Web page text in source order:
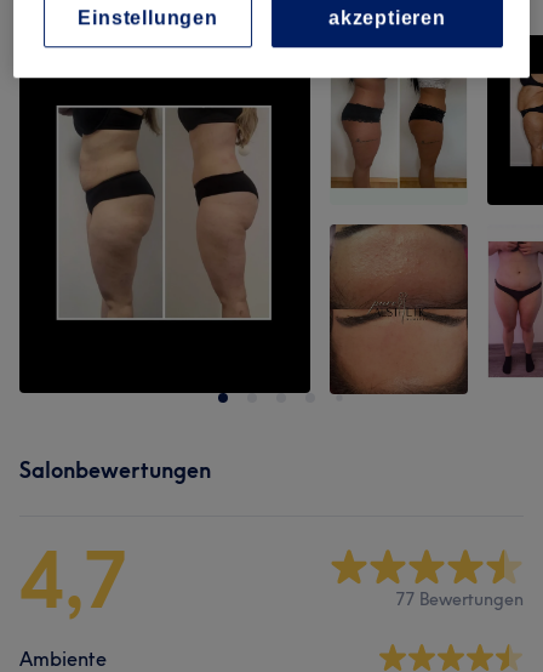
Bild anklicken für weitere Details
Salonbewertungen
4,7 77 Bewertungen
Ambiente
Einstellungen
akzeptieren